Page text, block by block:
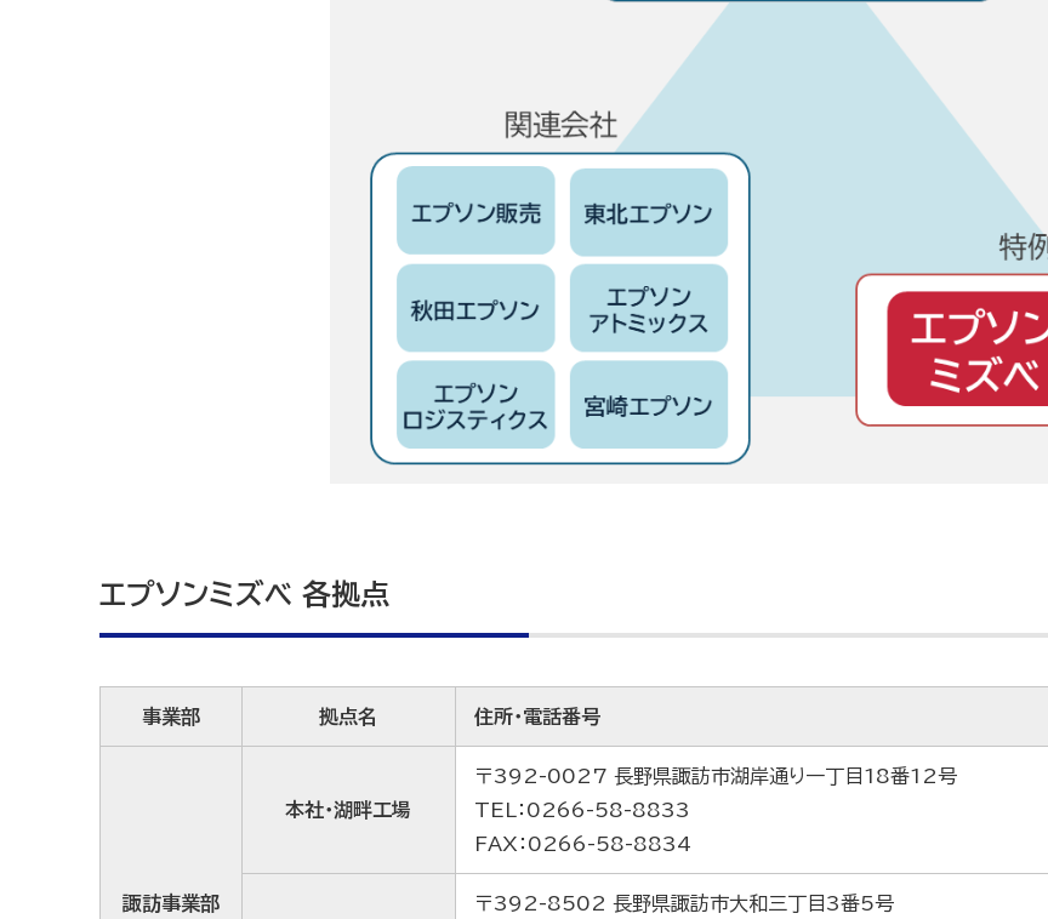
エプソンミズベ 各拠点
事業部 拠点名 住所・電話番号
諏訪事業部
本社・湖畔工場
〒392-0027 長野県諏訪市湖岸通り一丁目18番12号
TEL：0266-58-8833
FAX：0266-58-8834
〒392-8502 長野県諏訪市大和三丁目3番5号